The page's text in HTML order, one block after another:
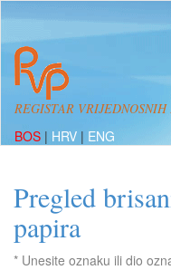
REGISTAR
BOS | HRV | ENG
Pregled
papira
* Unesite oznaku ili dio